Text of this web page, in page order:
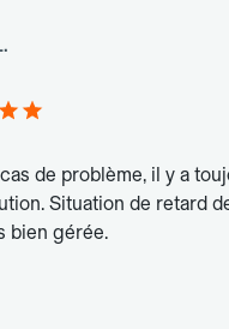
de problème, il y a
Situation de retard
bien gérée.